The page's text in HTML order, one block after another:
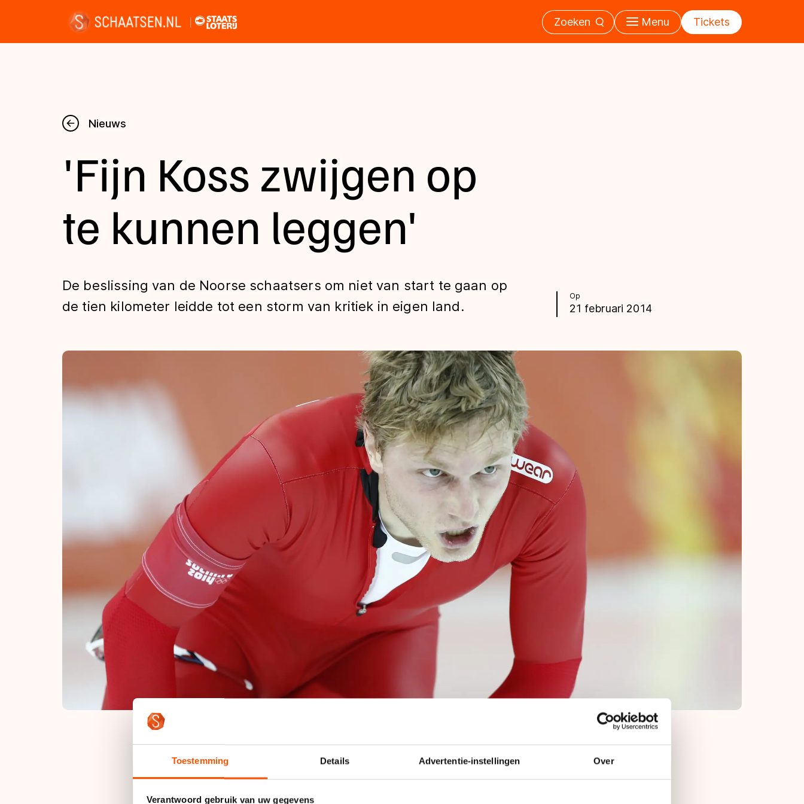
Toestemming Details Advertentie-instellingen Over
Verantwoord gebruik van uw gegevens
Zoeken Menu Tickets
Nieuws
Kalender
Disciplines
Uitslagen
Tijden & historie
Schaatsfans
Olympische Spelen
Nieuws
Op
21 februari 2014
'Fijn Koss zwijgen op
te kunnen leggen'
De beslissing van de Noorse schaatsers om niet van start te gaan op
de tien kilometer leidde tot een storm van kritiek in eigen land.
Kopman Havard Bokko wil vrijdag en zaterdag met een medaille op de ploegenachtervolging
aantonen dat de Noren wel degelijk de correcte keuze hebben gemaakt. "Gelukkig is de kritiek
een beetje afgezwakt de laatste dagen", legde Bokko vrijdag na afloop van de training uit.